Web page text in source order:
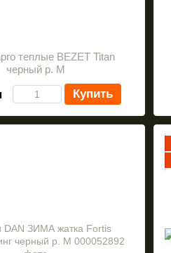
теплые BEZET Titan
черный р. M
Купить